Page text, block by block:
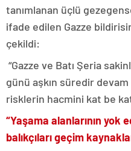
tanımlanan üçlü
ifade edilen Gazze
çekildi:
“Gazze ve Batı Şeria
günü aşkın süredir devam
risklerin hacmini kat be kat
“Yaşama alanlarının
balıkçıları geçim